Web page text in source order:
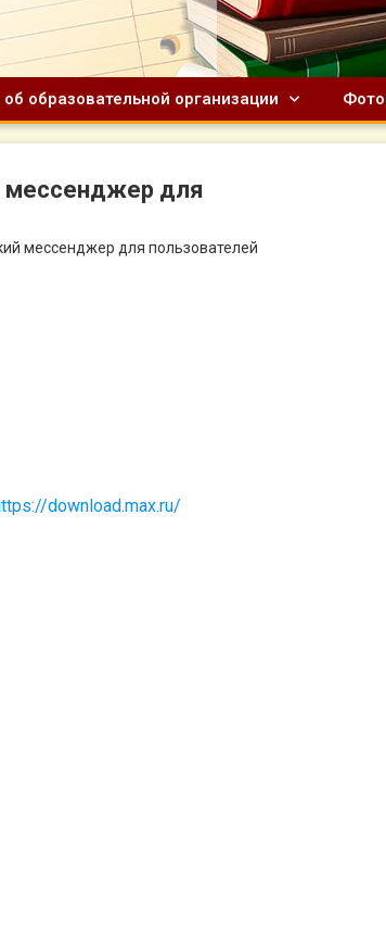
образовательной организации
мессенджер для
мессенджер для пользователей
download.max.ru/